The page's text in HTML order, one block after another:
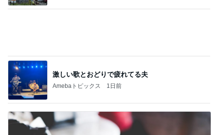
激しい歌とおどりで疲れてる夫
Amebaトピックス 1日前